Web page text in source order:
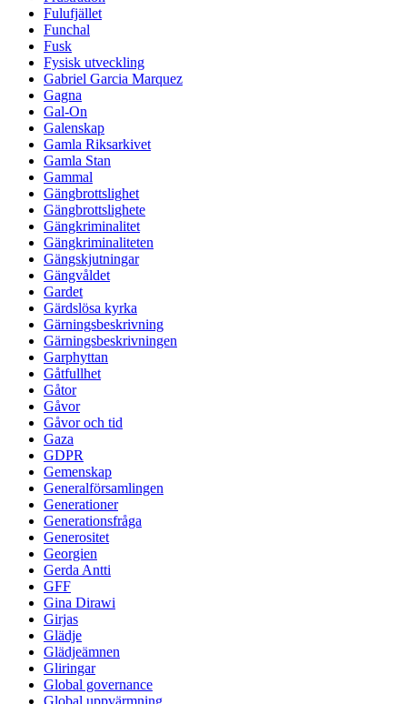
Fulufjället
Funchal
Fusk
Fysisk utveckling
Gabriel Garcia Marquez
Gagna
Gal-On
Galenskap
Gamla Riksarkivet
Gamla Stan
Gammal
Gängbrottslighet
Gängbrottslighete
Gängkriminalitet
Gängkriminaliteten
Gängskjutningar
Gängvåldet
Gardet
Gärdslösa kyrka
Gärningsbeskrivning
Gärningsbeskrivningen
Garphyttan
Gåtfullhet
Gåtor
Gåvor
Gåvor och tid
Gaza
GDPR
Gemenskap
Generalförsamlingen
Generationer
Generationsfråga
Generositet
Georgien
Gerda Antti
GFF
Gina Dirawi
Girjas
Glädje
Glädjeämnen
Gliringar
Global governance
Global uppvärmning